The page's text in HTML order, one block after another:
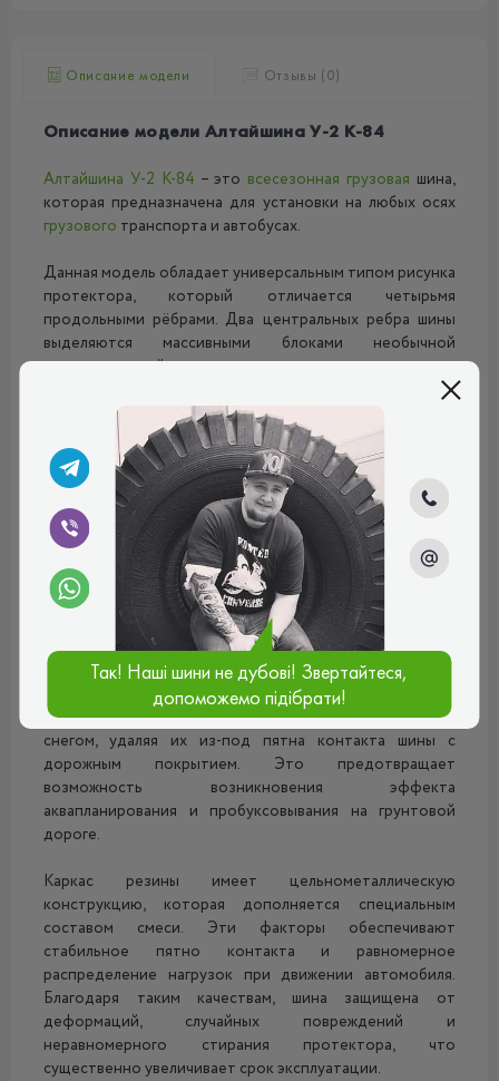
Описание модели Отзывы (0)
Описание модели Алтайшина У-2 К-84
Алтайшина У-2 К-84 – это всесезонная грузовая шина,
которая предназначена для установки на любых осях
грузового транспорта и автобусах.
Данная модель обладает универсальным типом рисунка
протектора, который отличается четырьмя
продольными рёбрами. Два центральных ребра шины
выделяются массивными блоками необычной
геометрической конструкции, расположенными на
небольшом расстоянии друг от друга. Такое
расположение протекторных блоков обеспечивает
множество острых углов, которые выступают в роли
зацепных кромок, что позволяет существенно
увеличить тягово-сцепные свойства на заснеженной и
оледенелой дороге.
Плечевые зоны покрышкиАлтайшина У-2 К-84 не такие
широкие, как центральные рёбра, а шаг между ними
гораздо больше. Это обеспечивает низкий тормозной
путь, а также надёжную устойчивость при прохождении
сложных поворотов.
Аквадренажная система данной модели эффективно
справляется с лишней жидкостью, грязью и талым
снегом, удаляя их из-под пятна контакта шины с
дорожным покрытием. Это предотвращает
возможность возникновения эффекта
аквапланирования и пробуксовывания на грунтовой
дороге.
Каркас резины имеет цельнометаллическую
конструкцию, которая дополняется специальным
составом смеси. Эти факторы обеспечивают
стабильное пятно контакта и равномерное
распределение нагрузок при движении автомобиля.
Благодаря таким качествам, шина защищена от
деформаций, случайных повреждений и
неравномерного стирания протектора, что
существенно увеличивает срок эксплуатации.
Так! Наші шини не дубові! Звертайтеся,
допоможемо підібрати!